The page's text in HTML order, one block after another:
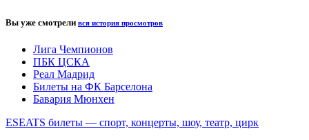
Вы уже смотрели вся история просмотров
Лига Чемпионов
ПБК ЦСКА
Реал Мадрид
Билеты на ФК Барселона
Бавария Мюнхен
ESEATS билеты — спорт, концерты, шоу, театр, цирк